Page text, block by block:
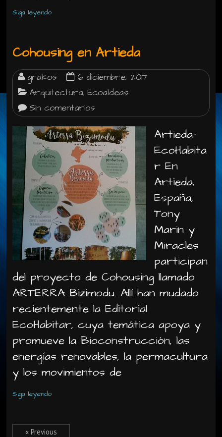
Siga leyendo
Cohousing en Artieda
grakos
6 diciembre, 2017
Arquitectura, Ecoaldeas
Sin comentarios
Artieda-
EcoHabita
r En
Artieda,
España,
Tony
Marin y
Miracles
participan
del proyecto de Cohousing llamado
ARTERRA Bizimodu. Allí han mudado
recientemente la Editorial
EcoHabitar, cuya temática apoya y
promueve la Bioconstrucción, las
energías renovables, la permacultura
y los movimientos de
Siga leyendo
« Previous